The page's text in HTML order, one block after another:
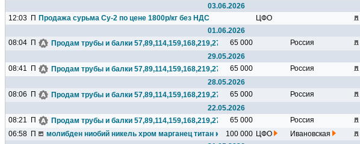
03.06.2026
12:03 П Продажа сурьма Су-2 по цене 1800р/кг без НДС ЦФО
01.06.2026
08:04 П Продам трубы и балки 57,89,114,159,168,219,273,325,377,426...
65 000 Россия
29.05.2026
08:41
П Продам трубы и балки 57,89,114,159,168,219,273,325,377,426...
65 000 Россия
28.05.2026
08:06
П Продам трубы и балки 57,89,114,159,168,219,273,325,377,426...
65 000 Россия
22.05.2026
08:21
П Продам трубы и балки 57,89,114,159,168,219,273,325,377,426...
65 000 Россия
06:58 П молибден ниобий никель хром марганец титан кремний чугун цинк...
100 000 ЦФО Ивановская